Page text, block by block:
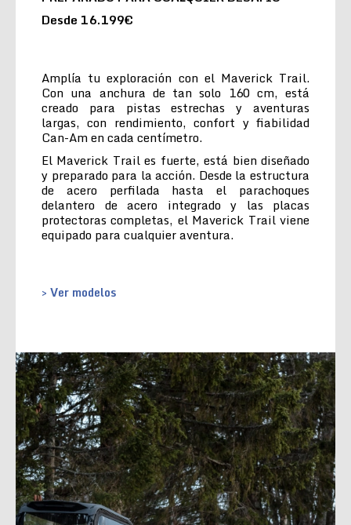
Desde 16.199€
Amplía tu exploración con el Maverick Trail.
Con una anchura de tan solo 160 cm, está
creado para pistas estrechas y aventuras
largas, con rendimiento, confort y fiabilidad
Can-Am en cada centímetro.
El Maverick Trail es fuerte, está bien diseñado
y preparado para la acción. Desde la estructura
de acero perfilada hasta el parachoques
delantero de acero integrado y las placas
protectoras completas, el Maverick Trail viene
equipado para cualquier aventura.
> Ver modelos